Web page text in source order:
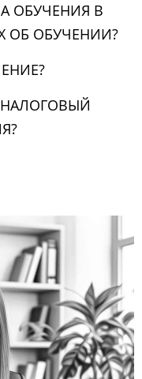
ОБУЧЕНИЯ В
ОБ ОБУЧЕНИИ?